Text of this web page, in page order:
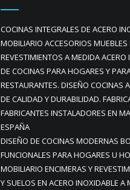
COCINAS INTEGRALES DE ACERO
MOBILIARIO ACCESORIOS MUEBLES
REVESTIMIENTOS A MEDIDA ACERO
DE COCINAS PARA HOGARES Y
RESTAURANTES. DISEÑO COCINAS
DE CALIDAD Y DURABILIDAD.
FABRICANTES INSTALADORES EN
ESPAÑA
DISEÑO DE COCINAS MODERNAS
FUNCIONALES PARA HOGARES U
MOBILIARIO ENCIMERAS Y
Y SUELOS EN ACERO INOXIDABLE A